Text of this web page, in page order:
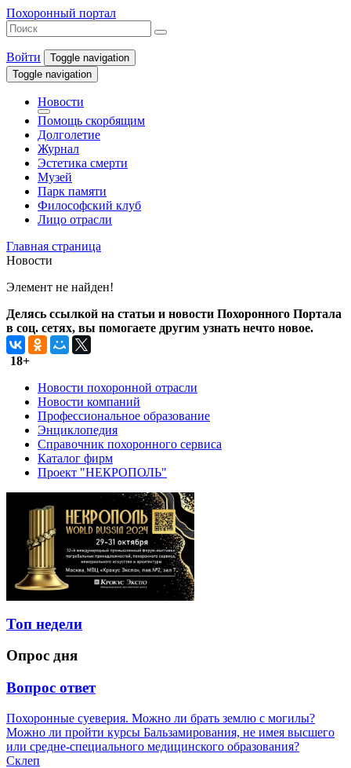
Похоронный портал
Войти
Toggle navigation
Toggle navigation
Новости
Помощь скорбящим
Долголетие
Журнал
Эстетика смерти
Музей
Парк памяти
Философский клуб
Лицо отрасли
Главная страница
Новости
Элемент не найден!
Делясь ссылкой на статьи и новости Похоронного Портала
в соц. сетях, вы помогаете другим узнать нечто новое.
18+
Новости похоронной отрасли
Новости компаний
Профессиональное образование
Энциклопедия
Справочник похоронного сервиса
Каталог фирм
Проект "НЕКРОПОЛЬ"
Топ недели
Опрос дня
Вопрос ответ
Похоронные суеверия. Можно ли брать землю с могилы?
Можно ли пройти курсы Бальзамирования, не имея высшего
или средне-специального медицинского образования?
Склеп